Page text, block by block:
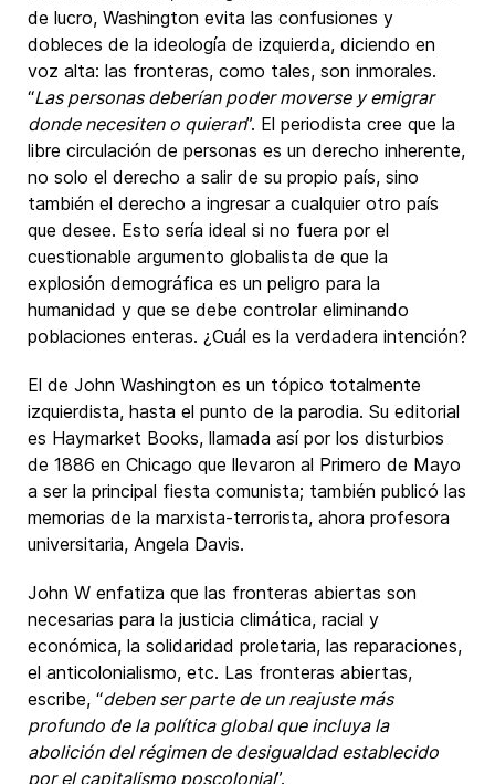
de lucro, Washington evita las confusiones y
dobleces de la ideología de izquierda, diciendo en
voz alta: las fronteras, como tales, son inmorales.
“Las personas deberían poder moverse y emigrar
donde necesiten o quieran”. El periodista cree que la
libre circulación de personas es un derecho inherente,
no solo el derecho a salir de su propio país, sino
también el derecho a ingresar a cualquier otro país
que desee. Esto sería ideal si no fuera por el
cuestionable argumento globalista de que la
explosión demográfica es un peligro para la
humanidad y que se debe controlar eliminando
poblaciones enteras. ¿Cuál es la verdadera intención?
El de John Washington es un tópico totalmente
izquierdista, hasta el punto de la parodia. Su editorial
es Haymarket Books, llamada así por los disturbios
de 1886 en Chicago que llevaron al Primero de Mayo
a ser la principal fiesta comunista; también publicó las
memorias de la marxista-terrorista, ahora profesora
universitaria, Angela Davis.
John W enfatiza que las fronteras abiertas son
necesarias para la justicia climática, racial y
económica, la solidaridad proletaria, las reparaciones,
el anticolonialismo, etc. Las fronteras abiertas,
escribe, “deben ser parte de un reajuste más
profundo de la política global que incluya la
abolición del régimen de desigualdad establecido
por el capitalismo poscolonial”.